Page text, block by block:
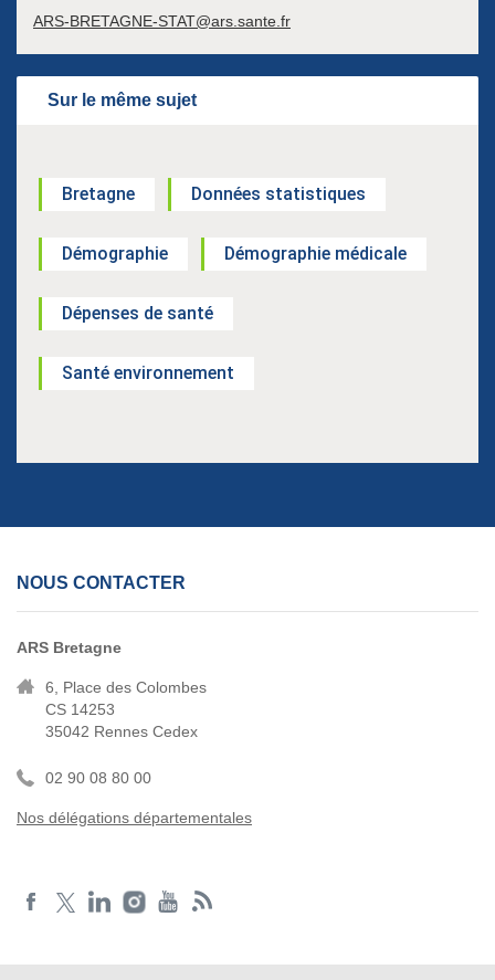
ARS-BRETAGNE-STAT@ars.sante.fr
Sur le même sujet
Bretagne Données statistiques
Démographie Démographie médicale
Dépenses de santé
Santé environnement
NOUS CONTACTER
ARS Bretagne
6, Place des Colombes
CS 14253
35042 Rennes Cedex
02 90 08 80 00
Nos délégations départementales